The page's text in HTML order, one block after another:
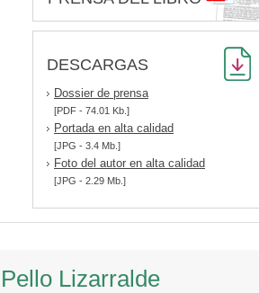
DESCARGAS
Dossier de prensa
[PDF - 74.01 Kb.]
Portada en alta calidad
[JPG - 3.4 Mb.]
Foto del autor en alta calidad
[JPG - 2.29 Mb.]
Pello Lizarralde